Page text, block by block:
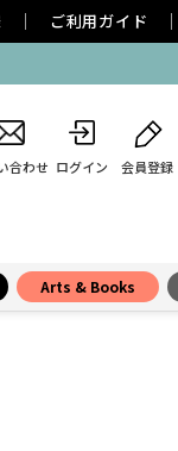
ご利用ガイド
合わせ ログイン 会員登録
Arts & Books